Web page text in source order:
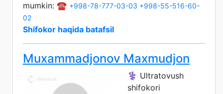
mumkin: ☎️ +998-78-777-03-03 +998-55-516-60-
02
Shifokor haqida batafsil
Muxammadjonov Maxmudjon
⚕️ Ultratovush
shifokori